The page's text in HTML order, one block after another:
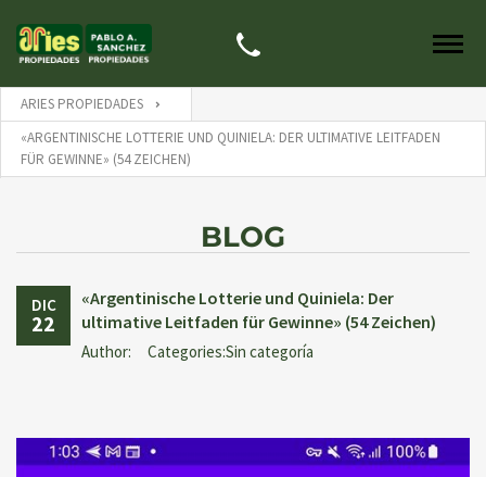
ARIES PROPIEDADES
«ARGENTINISCHE LOTTERIE UND QUINIELA: DER ULTIMATIVE LEITFADEN
FÜR GEWINNE» (54 ZEICHEN)
BLOG
DIC
22
«Argentinische Lotterie und Quiniela: Der
ultimative Leitfaden für Gewinne» (54 Zeichen)
Author: Categories:Sin categoría